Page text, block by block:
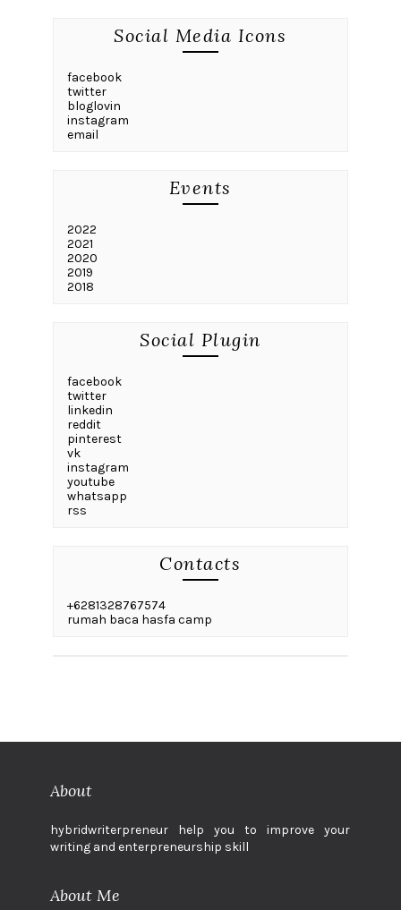
Social Media Icons
facebook
twitter
bloglovin
instagram
email
Events
2022
2021
2020
2019
2018
Social Plugin
facebook
twitter
linkedin
reddit
pinterest
vk
instagram
youtube
whatsapp
rss
Contacts
+6281328767574
rumah baca hasfa camp
About
hybridwriterpreneur help you to improve your
writing and enterpreneurship skill
About Me